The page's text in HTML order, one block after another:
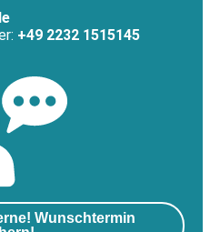
+49 2232 1515145
Wunschtermin